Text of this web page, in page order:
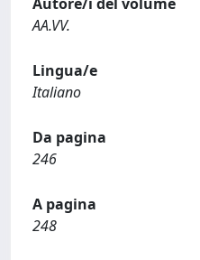
AA.VV.
Lingua/e
Italiano
Da pagina
246
A pagina
248